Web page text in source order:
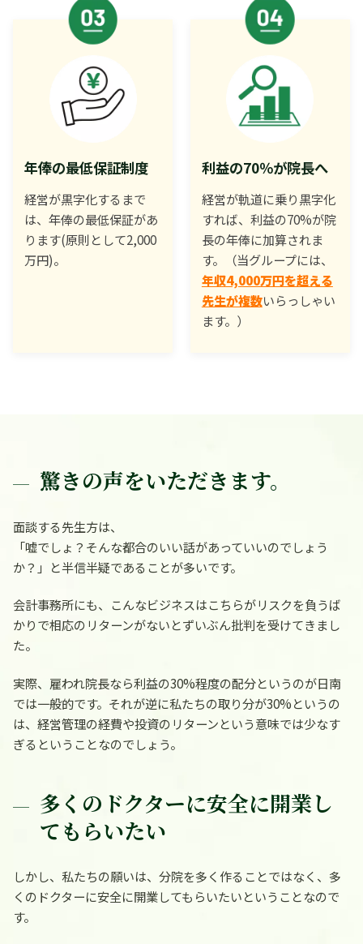
年俸の最低保証制度
経営が黒字化するまで
は、年俸の最低保証があ
ります(原則として2,000
万円)。
利益の70％が院長へ
経営が軌道に乗り黒字化
すれば、利益の70%が院
長の年俸に加算されま
す。（当グループには、
年収4,000万円を超える
先生が複数いらっしゃい
ます。）
驚きの声をいただきます。
面談する先生方は、
「嘘でしょ？そんな都合のいい話があっていいのでしょう
か？」 と半信半疑であることが多いです。
会計事務所にも、こんなビジネスはこちらがリスクを負うば
かりで相応のリターンがないとずいぶん批判を受けてきまし
た。
実際、雇われ院長なら利益の30%程度の配分というのが日南
では一般的です。それが逆に私たちの取り分が30%というの
は、経営管理の経費や投資のリターンという意味では少なす
ぎるということなのでしょう。
多くのドクターに安全に開業し
てもらいたい
しかし、私たちの願いは、分院を多く作ることではなく、多
くのドクターに安全に開業してもらいたいということなので
す。